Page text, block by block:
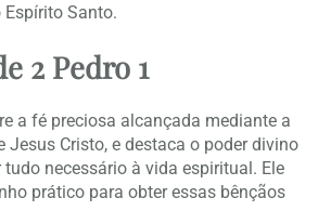
Santo.
2 Pedro 1
a fé preciosa alcançada mediante a
Jesus Cristo, e destaca o poder divino
necessário à vida espiritual. Ele
prático para obter essas bênçãos